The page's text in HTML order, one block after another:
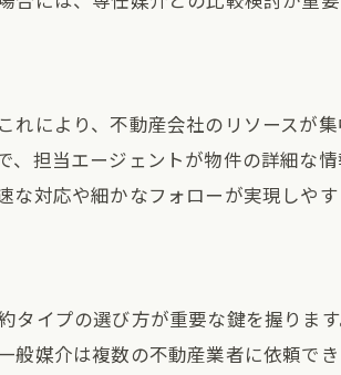
により、不動産会社のリソースが
担当エージェントが物件の詳細な
対応や細かなフォローが実現しやす
イプの選び方が重要な鍵を握りま
媒介は複数の不動産業者に依頼で